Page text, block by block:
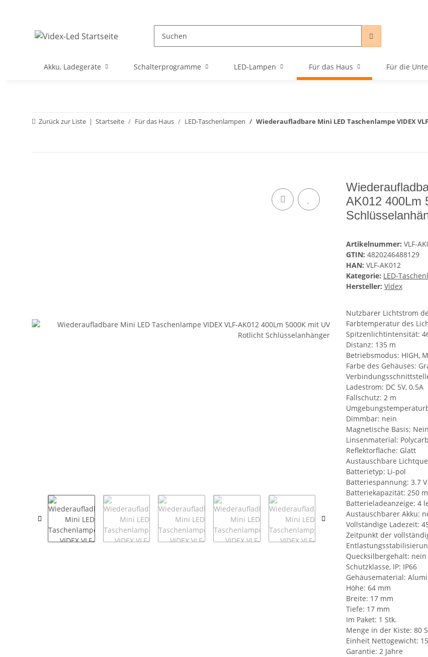
Akku, Ladegeräte Schalterprogramme LED-Lampen Für das Haus Für die
Zurück zur Liste Startseite Für das Haus LED-Taschenlampen Wiederaufladbare Mini LED Taschenlampe VIDEX
AK012 400Lm
Artikelnummer: VLF-
GTIN: 4820246488129
HAN: VLF-AK012
Kategorie: LED-
Hersteller: Videx
Nutzbarer Lichtstrom
Farbtemperatur des
Spitzenlichtintensität:
Distanz: 135 m
Betriebsmodus: HIGH,
Farbe des Gehäuses:
Ladestrom: DC 5V, 0.5A
Fallschutz: 2 m
Dimmbar: nein
Magnetische Basis: Nein
Linsenmaterial:
Reflektorfläche: Glatt
Austauschbare
Batterietyp: Li-pol
Batteriespannung: 3.7 V
Batteriekapazität: 250
Batterieladeanzeige: 4
Austauschbarer Akku:
Vollständige Ladezeit:
Zeitpunkt der
Quecksilbergehalt: nein
Schutzklasse, IP: IP66
Gehäusematerial:
Höhe: 64 mm
Breite: 17 mm
Tiefe: 17 mm
Im Paket: 1 Stk.
Menge in der Kiste: 80
Einheit Nettogewicht:
Garantie: 2 Jahre